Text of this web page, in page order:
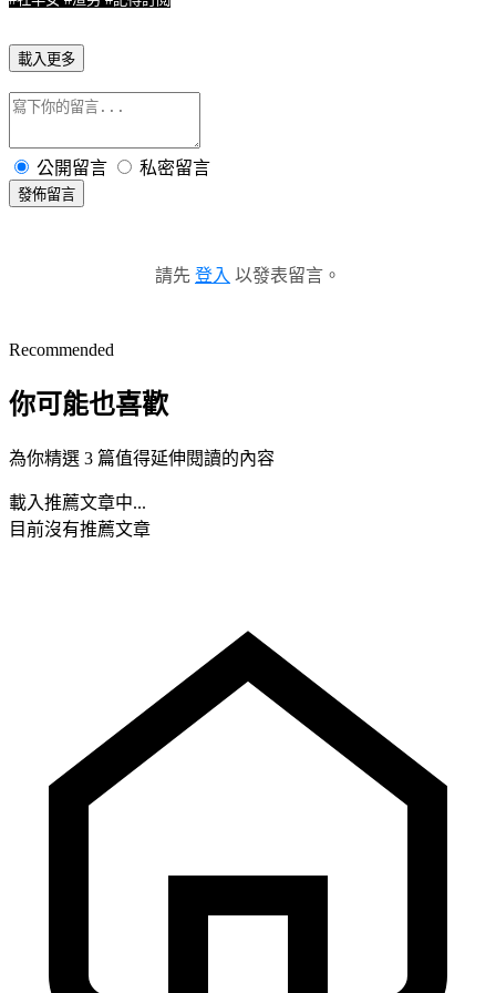
載入更多
公開留言 私密留言
發佈留言
請先 登入 以發表留言。
Recommended
你可能也喜歡
為你精選 3 篇值得延伸閱讀的內容
載入推薦文章中...
目前沒有推薦文章